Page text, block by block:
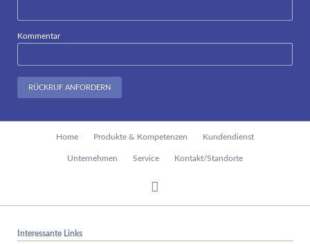
Kommentar
RÜCKRUF ANFORDERN
Home Produkte & Kompetenzen Kundendienst
Unternehmen Service Kontakt/Standorte
Interessante Links